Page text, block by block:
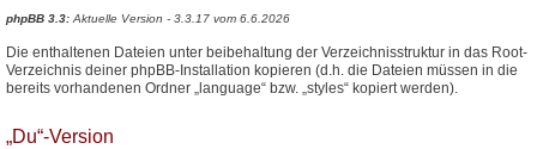
phpBB 3.3:Aktuelle Version - 3.3.17 vom 6.6.2026
Die enthaltenen Dateien unter beibehaltung der Verzeichnisstruktur in das Root-
Verzeichnis deiner phpBB-Installation kopieren (d.h. die Dateien müssen in die
bereits vorhandenen Ordner „language“ bzw. „styles“ kopiert werden).
„Du“-Version